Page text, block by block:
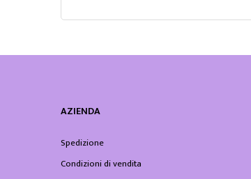
AZIENDA
Spedizione
Condizioni di vendita